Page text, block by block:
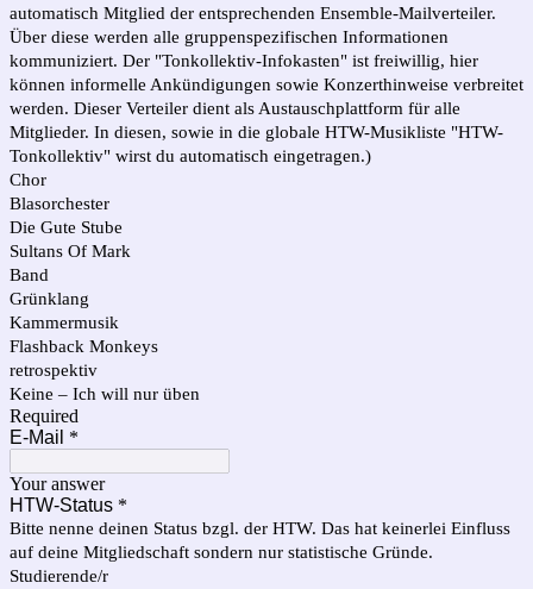
automatisch Mitglied der entsprechenden Ensemble-Mailverteiler.
Über diese werden alle gruppenspezifischen Informationen
kommuniziert. Der "Tonkollektiv-Infokasten" ist freiwillig, hier
können informelle Ankündigungen sowie Konzerthinweise verbreitet
werden. Dieser Verteiler dient als Austauschplattform für alle
Mitglieder. In diesen, sowie in die globale HTW-Musikliste "HTW-
Tonkollektiv" wirst du automatisch eingetragen.)
Chor
Blasorchester
Die Gute Stube
Sultans Of Mark
Band
Grünklang
Kammermusik
Flashback Monkeys
retrospektiv
Keine – Ich will nur üben
Required
E-Mail *
Your answer
HTW-Status *
Bitte nenne deinen Status bzgl. der HTW. Das hat keinerlei Einfluss
auf deine Mitgliedschaft sondern nur statistische Gründe.
Studierende/r